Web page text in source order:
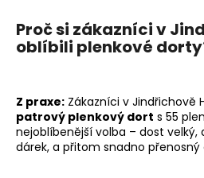
Proč si zákazníci v
oblíbili plenkové
Z praxe: Zákazníci v Jindřichově
patrový plenkový dort s 55
nejoblíbenější volba – dost
dárek, a přitom snadno přenosný
a
j
í
?